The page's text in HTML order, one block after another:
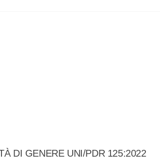
DI GENERE UNI/PDR 125:2022